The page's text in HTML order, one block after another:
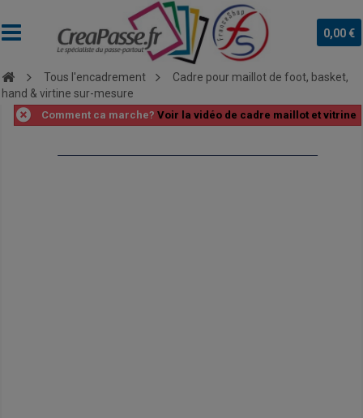
0,00 €
Tous l'encadrement
Cadre pour maillot de foot, basket,
hand & virtine sur-mesure
Comment ca marche? Voir la vidéo de cadre maillot et vitrine